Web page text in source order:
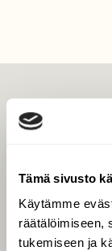
Tämä sivusto
Käytämme
räätälöimiseen,
tukemiseen ja